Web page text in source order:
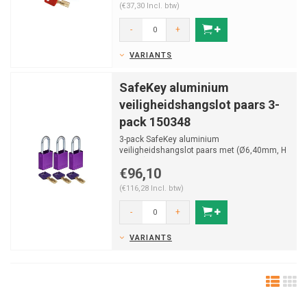
(€37,30 Incl. btw)
- +
VARIANTS
SafeKey aluminium
veiligheidshangslot paars 3-
pack 150348
3-pack SafeKey aluminium
veiligheidshangslot paars met (Ø6,40mm, H
€96,10
(€116,28 Incl. btw)
- +
VARIANTS